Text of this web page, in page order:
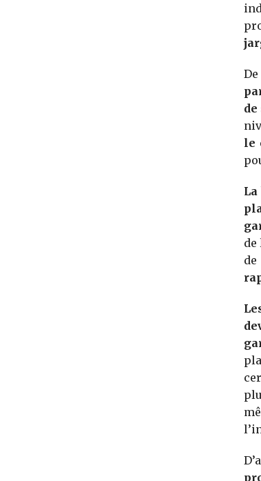
le
de